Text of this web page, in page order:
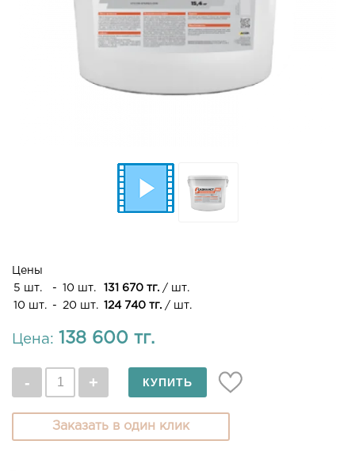
Цены
5 шт.
- 10 шт. 131 670 тг. / шт.
10 шт.
- 20 шт. 124 740 тг. / шт.
Цена: 138 600 тг.
Заказать в один клик